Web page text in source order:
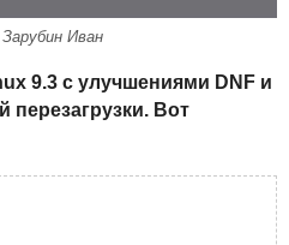
Зарубин Иван
9.3 с улучшениями DNF и
перезагрузки. Вот